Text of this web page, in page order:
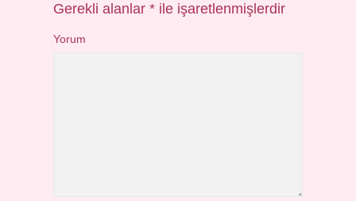
Gerekli alanlar* ile işaretlenmişlerdir
Yorum